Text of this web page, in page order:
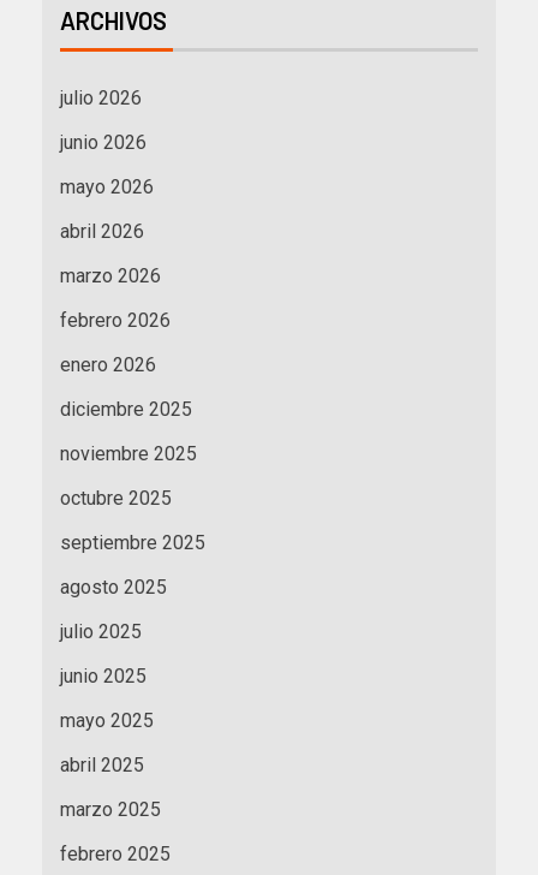
ARCHIVOS
julio 2026
junio 2026
mayo 2026
abril 2026
marzo 2026
febrero 2026
enero 2026
diciembre 2025
noviembre 2025
octubre 2025
septiembre 2025
agosto 2025
julio 2025
junio 2025
mayo 2025
abril 2025
marzo 2025
febrero 2025